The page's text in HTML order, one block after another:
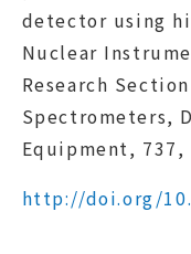
detector using
Nuclear
Research
Spectrometers,
Equipment, 737,
http://doi.org/